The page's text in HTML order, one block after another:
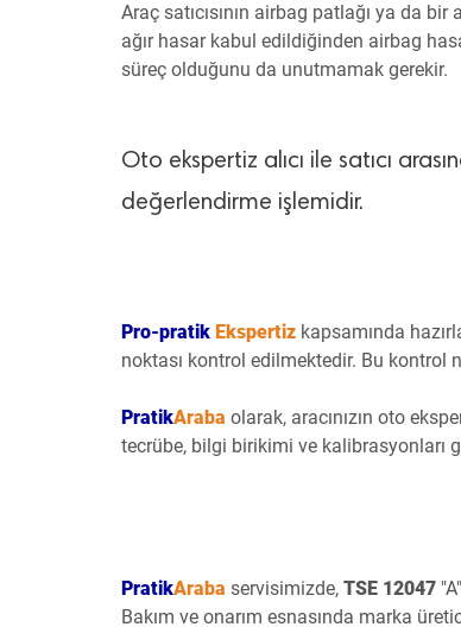
Araç satıcısının airbag patlağı ya da
ağır hasar kabul edildiğinden airbag
süreç olduğunu da unutmamak gerekir.
Oto ekspertiz alıcı ile satıcı
değerlendirme işlemidir.
Pro-pratik Ekspertiz kapsamında
noktası kontrol edilmektedir. Bu kontrol
PratikAraba olarak, aracınızın oto
tecrübe, bilgi birikimi ve kalibrasyonları
PratikAraba servisimizde, TSE 12047
Bakım ve onarım esnasında marka